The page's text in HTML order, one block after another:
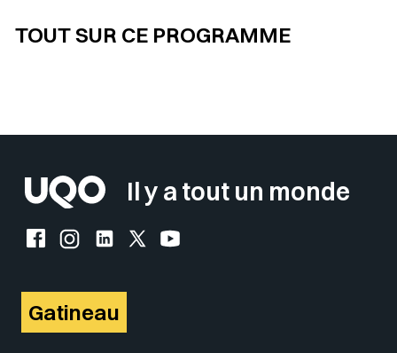
TOUT SUR CE PROGRAMME
Il y a tout un monde
Facebook de l'UQO
Instagram de l'UQO
LinkedIn de l'UQO
X (Twitter) de l'UQO
YouTube de l'UQO
Gatineau